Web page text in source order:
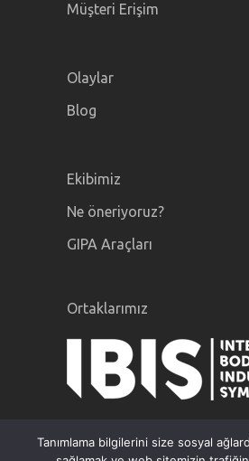
Müşteri Erişim
Olaylar
Blog
Ekibimiz
Ne öneriyoruz?
GIPA Araçları
Ortaklarımız
Tanımlama bilgilerini size sosyal